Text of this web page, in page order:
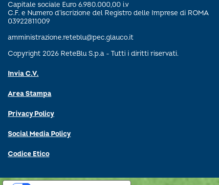
Capitale sociale Euro 6.980.000,00 i.v
C.F. e Numero d’iscrizione del Registro delle Imprese di ROMA
03922811009
amministrazione.reteblu@pec.glauco.it
Copyright 2026 ReteBlu S.p.a - Tutti i diritti riservati.
Invia C.V.
Area Stampa
Privacy Policy
Social Media Policy
Codice Etico